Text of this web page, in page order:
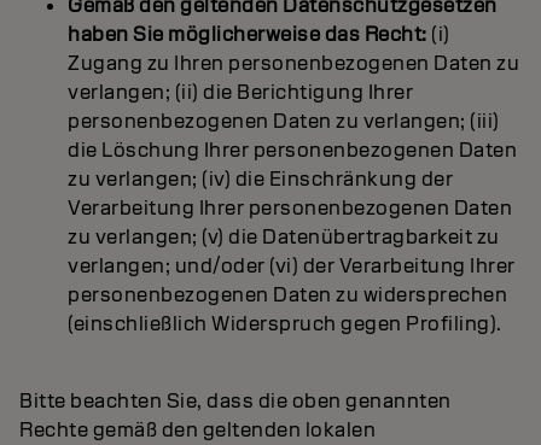
Gemäß den geltenden Datenschutzgesetzen
haben Sie möglicherweise das Recht: (i)
Zugang zu Ihren personenbezogenen Daten zu
verlangen; (ii) die Berichtigung Ihrer
personenbezogenen Daten zu verlangen; (iii)
die Löschung Ihrer personenbezogenen Daten
zu verlangen; (iv) die Einschränkung der
Verarbeitung Ihrer personenbezogenen Daten
zu verlangen; (v) die Datenübertragbarkeit zu
verlangen; und/oder (vi) der Verarbeitung Ihrer
personenbezogenen Daten zu widersprechen
(einschließlich Widerspruch gegen Profiling).
Bitte beachten Sie, dass die oben genannten
Rechte gemäß den geltenden lokalen